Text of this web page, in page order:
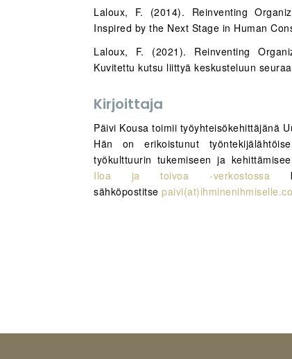
Laloux, F. (2014). Reinventing
Inspired by the Next Stage in Human
Laloux, F. (2021). Reinventing
Kuvitettu kutsu liittyä keskusteluun
Kirjoittaja
Päivi Kousa toimii työyhteisökehittäjänä
Hän on erikoistunut
työkulttuurin tukemiseen ja
Iloa ja toivoa -verkostossa
sähköpostitse